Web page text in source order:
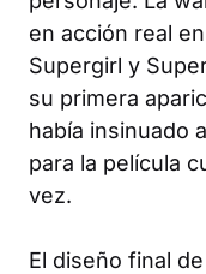
en acción real
Supergirl y
su primera
había insinuado
para la película
vez.
El diseño final